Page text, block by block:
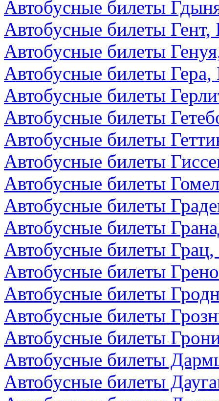
Автобусные билеты
Автобусные билеты Гент,
Автобусные билеты
Автобусные билеты Гера,
Автобусные билеты
Автобусные билеты
Автобусные билеты
Автобусные билеты
Автобусные билеты
Автобусные билеты
Автобусные билеты
Автобусные билеты
Автобусные билеты
Автобусные билеты
Автобусные билеты
Автобусные билеты
Автобусные билеты
Автобусные билеты